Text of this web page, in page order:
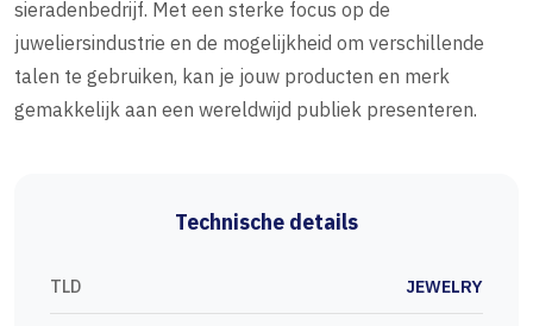
sieradenbedrijf. Met een sterke focus op de
juweliersindustrie en de mogelijkheid om verschillende
talen te gebruiken, kan je jouw producten en merk
gemakkelijk aan een wereldwijd publiek presenteren.
Technische details
TLD JEWELRY